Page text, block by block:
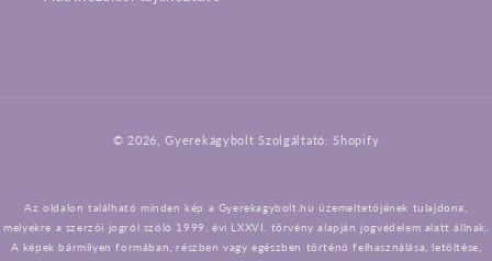
© 2026,Gyerekágybolt Szolgáltató: Shopify
Az oldalon található minden kép a Gyerekagybolt.hu üzemeltetőjének tulajdona,
melyekre a szerzői jogról szóló 1999. évi LXXVI. törvény alapján jogvédelem alatt állnak.
A képek bármilyen formában, részben vagy egészben történő felhasználása, letöltése,